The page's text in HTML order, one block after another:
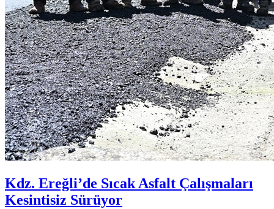
Kdz. Ereğli’de Sıcak Asfalt Çalışmaları
Kesintisiz Sürüyor